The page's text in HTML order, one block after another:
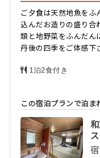
ご夕食は天然地魚をふ
込んだお造りの盛り合
類と地野菜をふんだん
丹後の四季をご体感下
1泊2食付き
この宿泊プランで泊ま